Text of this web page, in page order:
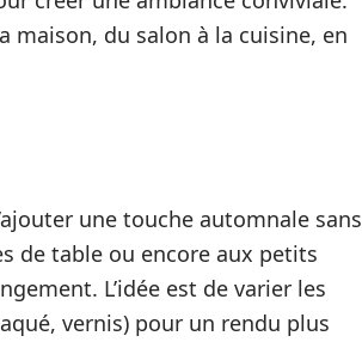
maison, du salon à la cuisine, en
une touche automnale sans
de table ou encore aux petits
L’idée est de varier les
vernis) pour un rendu plus